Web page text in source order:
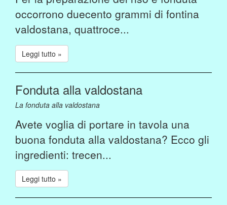
occorrono duecento grammi di fontina
valdostana, quattroce...
Leggi tutto »
Fonduta alla valdostana
La fonduta alla valdostana
Avete voglia di portare in tavola una
buona fonduta alla valdostana? Ecco gli
ingredienti: trecen...
Leggi tutto »